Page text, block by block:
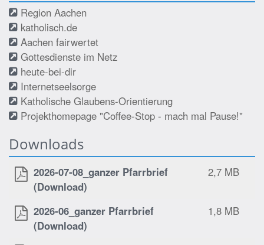
Region Aachen
katholisch.de
Aachen fairwertet
Gottesdienste im Netz
heute-bei-dir
Internetseelsorge
Katholische Glaubens-Orientierung
Projekthomepage "Coffee-Stop - mach mal Pause!"
Downloads
2026-07-08_ganzer Pfarrbrief
(Download)
2,7 MB
2026-06_ganzer Pfarrbrief
(Download)
1,8 MB